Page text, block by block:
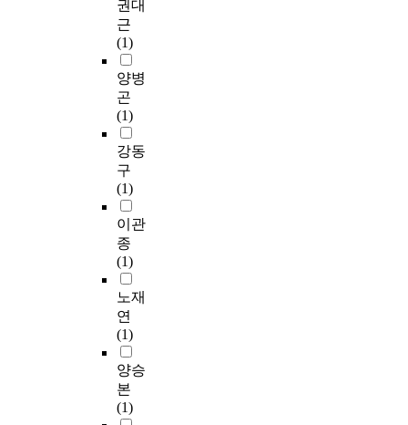
권대
근
(1)
양병
곤
(1)
강동
구
(1)
이관
종
(1)
노재
연
(1)
양승
본
(1)